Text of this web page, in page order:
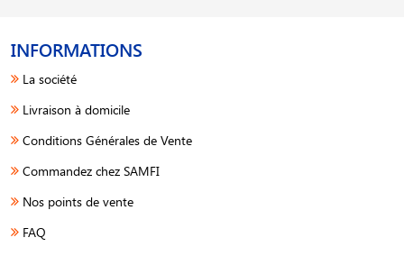
INFORMATIONS
La société
Livraison à domicile
Conditions Générales de Vente
Commandez chez SAMFI
Nos points de vente
FAQ